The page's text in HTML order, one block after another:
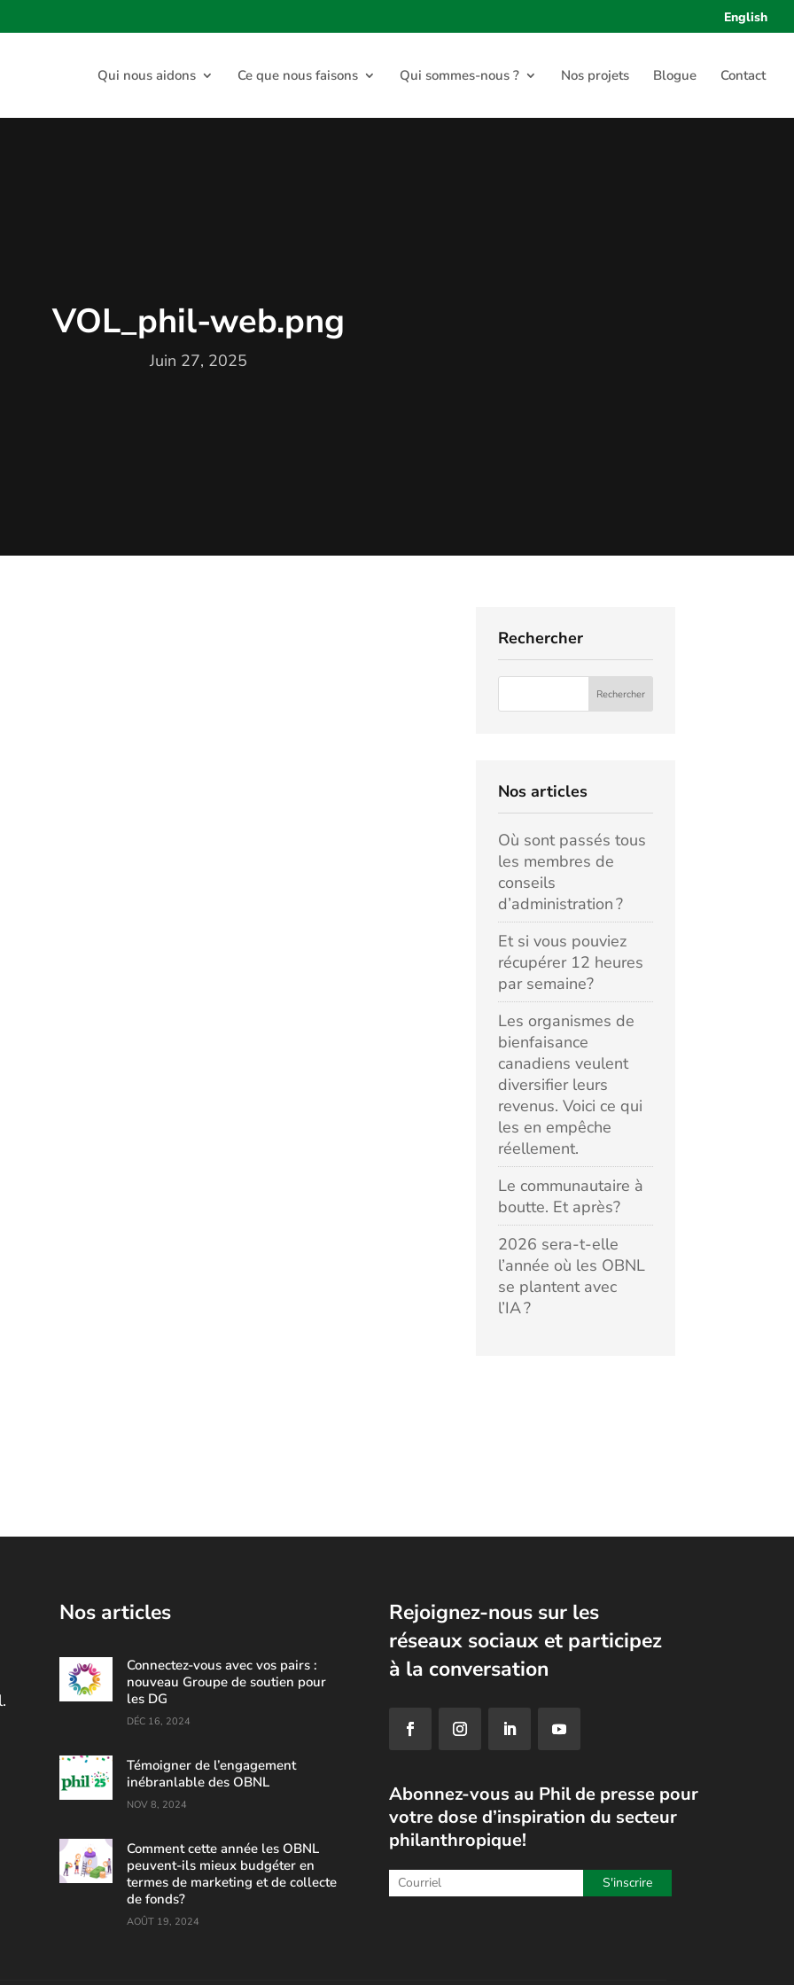
English
Qui nous aidons Ce que nous faisons Qui sommes-nous ? Nos projets Blogue Contact
VOL_phil-web.png
Juin 27, 2025
Rechercher
Nos articles
Où sont passés tous
les membres de
conseils
d’administration ?
Et si vous pouviez
récupérer 12 heures
par semaine?
Les organismes de
bienfaisance
canadiens veulent
diversifier leurs
revenus. Voici ce qui
les en empêche
réellement.
Le communautaire à
boutte. Et après?
2026 sera-t-elle
l’année où les OBNL
se plantent avec
l’IA ?
Nos articles
Connectez-vous avec vos pairs :
nouveau Groupe de soutien pour
les DG
DÉC 16, 2024
Témoigner de l’engagement
inébranlable des OBNL
NOV 8, 2024
Comment cette année les OBNL
peuvent-ils mieux budgéter en
termes de marketing et de collecte
de fonds?
AOÛT 19, 2024
Rejoignez-nous sur les
réseaux sociaux et participez
à la conversation
Abonnez-vous au Phil de presse pour
votre dose d’inspiration du secteur
philanthropique!